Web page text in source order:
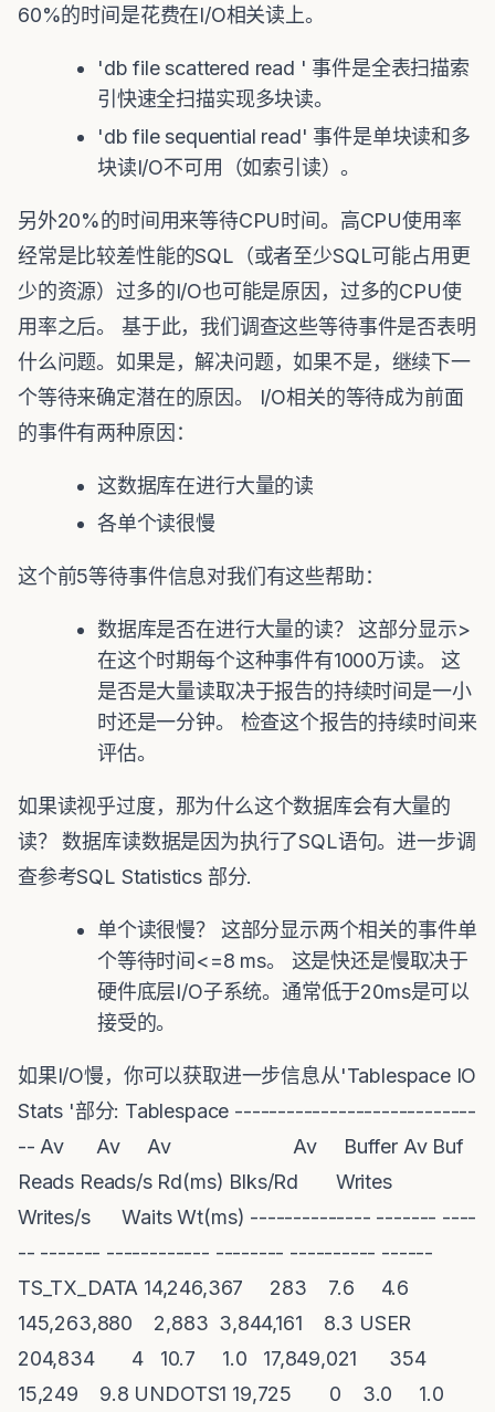
60%的时间是花费在I/O相关读上。
'db file scattered read ' 事件是全表扫描索
引快速全扫描实现多块读。
'db file sequential read' 事件是单块读和多
块读I/O不可用（如索引读）。
另外20%的时间用来等待CPU时间。高CPU使用率
经常是比较差性能的SQL（或者至少SQL可能占用更
少的资源）过多的I/O也可能是原因，过多的CPU使
用率之后。 基于此，我们调查这些等待事件是否表明
什么问题。如果是，解决问题，如果不是，继续下一
个等待来确定潜在的原因。 I/O相关的等待成为前面
的事件有两种原因：
这数据库在进行大量的读
各单个读很慢
这个前5等待事件信息对我们有这些帮助：
数据库是否在进行大量的读？ 这部分显示>
在这个时期每个这种事件有1000万读。 这
是否是大量读取决于报告的持续时间是一小
时还是一分钟。 检查这个报告的持续时间来
评估。
如果读视乎过度，那为什么这个数据库会有大量的
读？ 数据库读数据是因为执行了SQL语句。进一步调
查参考SQL Statistics 部分.
单个读很慢？ 这部分显示两个相关的事件单
个等待时间<=8 ms。 这是快还是慢取决于
硬件底层I/O子系统。通常低于20ms是可以
接受的。
如果I/O慢，你可以获取进一步信息从'Tablespace IO
Stats '部分: Tablespace ----------------------------
-- Av Av Av Av Buffer Av Buf
Reads Reads/s Rd(ms) Blks/Rd Writes
Writes/s Waits Wt(ms) -------------- ------- ----
-- ------- ------------ -------- ---------- ------
TS_TX_DATA 14,246,367 283 7.6 4.6
145,263,880 2,883 3,844,161 8.3 USER
204,834 4 10.7 1.0 17,849,021 354
15,249 9.8 UNDOTS1 19,725 0 3.0 1.0